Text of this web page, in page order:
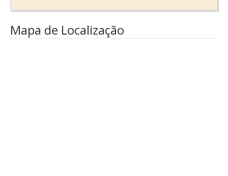
Mapa de Localização